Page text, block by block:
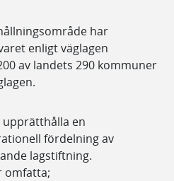
har
enligt väglagen
av landets 290 kommuner
en
fördelning av
lagstiftning.
omfatta;